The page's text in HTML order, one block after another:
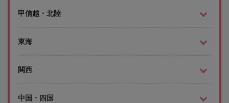
甲信越・北陸
東海
関西
中国・四国